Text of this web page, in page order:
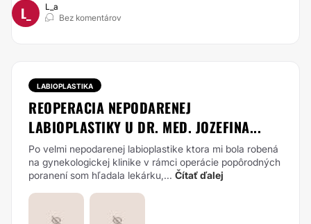
L_
L_a
Bez komentárov
LABIOPLASTIKA
REOPERACIA NEPODARENEJ
LABIOPLASTIKY U DR. MED. JOZEFINA...
Po velmi nepodarenej labioplastike ktora mi bola robená
na gynekologickej klinike v rámci operácie popôrodných
poranení som hľadala lekárku,... Čítať ďalej